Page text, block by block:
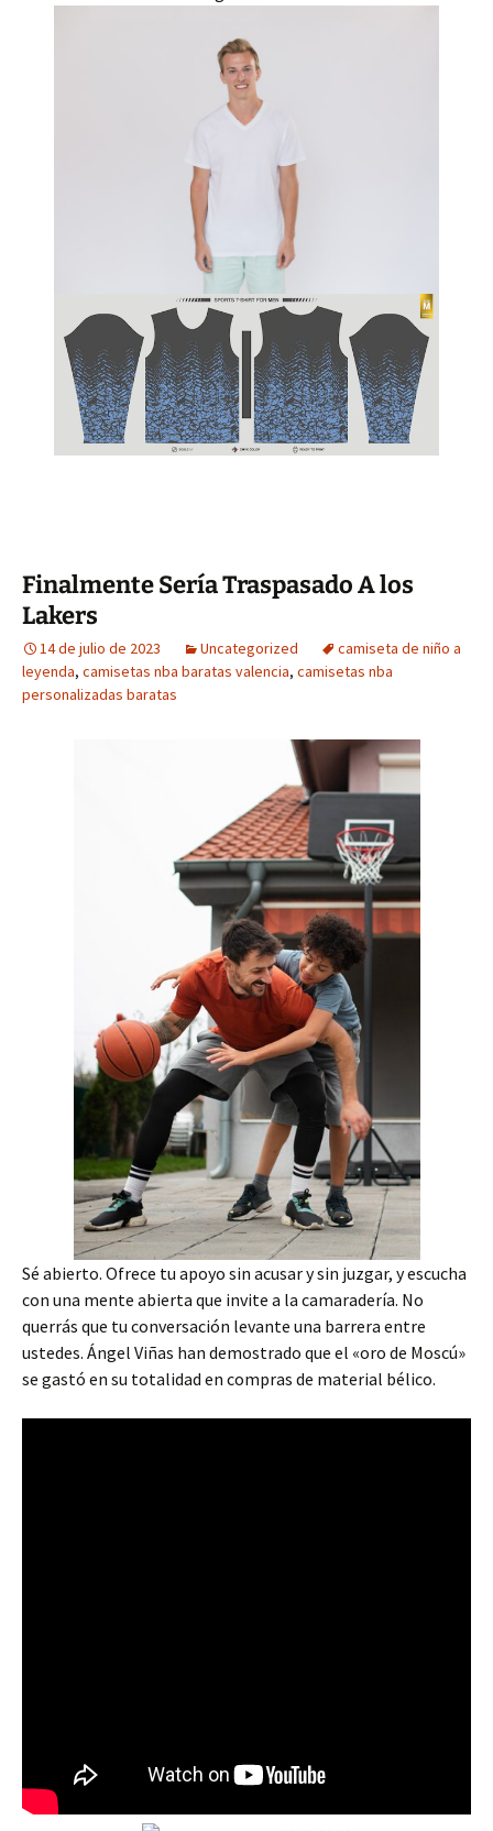
Finalmente Sería Traspasado A los
Lakers
14 de julio de 2023 Uncategorized
camiseta de niño a
leyenda, camisetas nba baratas valencia, camisetas nba
personalizadas baratas
Sé abierto. Ofrece tu apoyo sin acusar y sin juzgar, y escucha
con una mente abierta que invite a la camaradería. No
querrás que tu conversación levante una barrera entre
ustedes. Ángel Viñas han demostrado que el «oro de Moscú»
se gastó en su totalidad en compras de material bélico.